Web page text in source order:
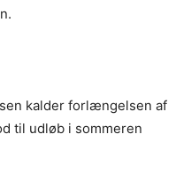
kalder forlængelsen af
til udløb i sommeren